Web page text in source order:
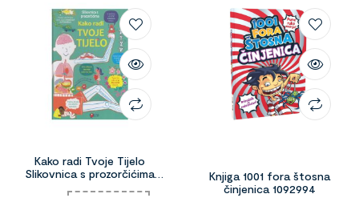
Kako radi Tvoje Tijelo
Slikovnica s prozorčićima
Knjiga 1001 fora štosna
činjenica 1092994